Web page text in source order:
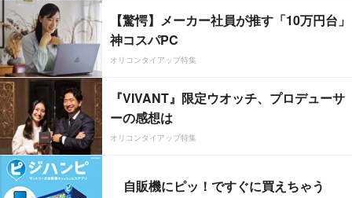
【驚愕】メーカー社員が推す「10万円台」
神コスパPC
オリコンタイアップ特集
『VIVANT』限定ウオッチ、プロデューサ
ーの感想は
オリコンタイアップ特集
自販機にピッ！ですぐに買えちゃう